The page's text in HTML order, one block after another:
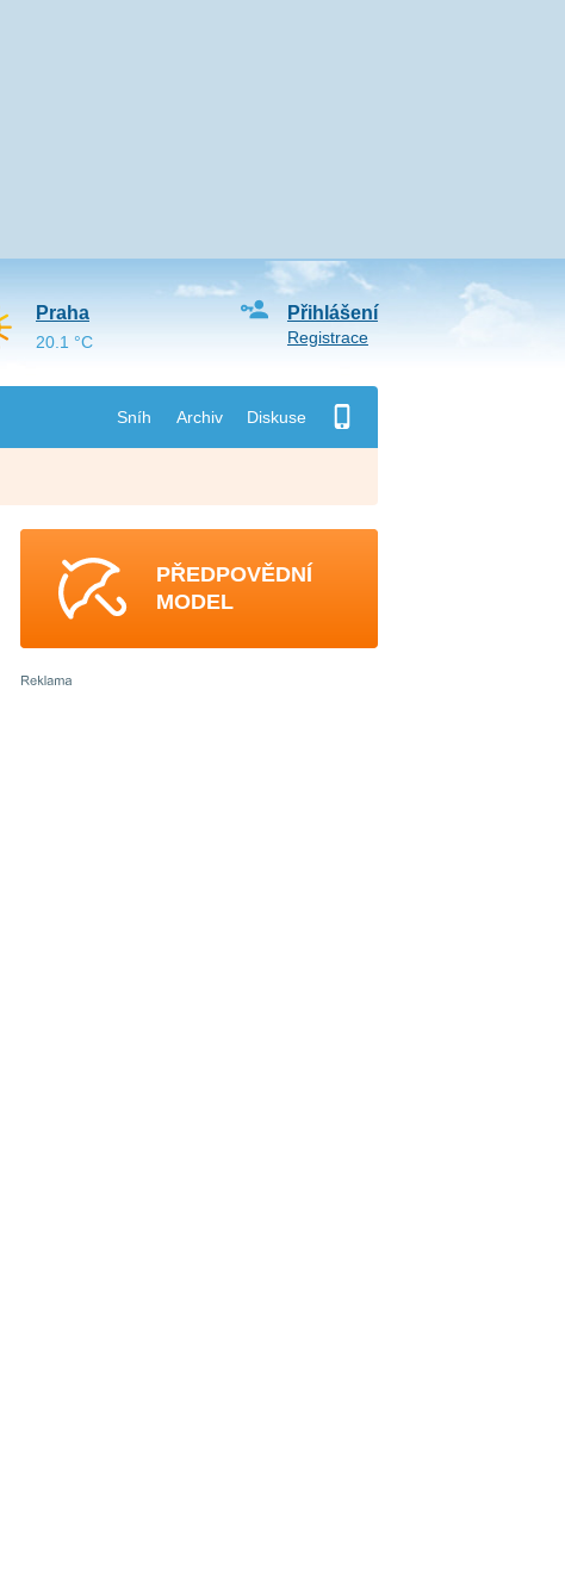
Sníh Archiv Diskuse
Přihlášení
Registrace
Praha
20.1 °C
PŘEDPOVĚDNÍ
MODEL